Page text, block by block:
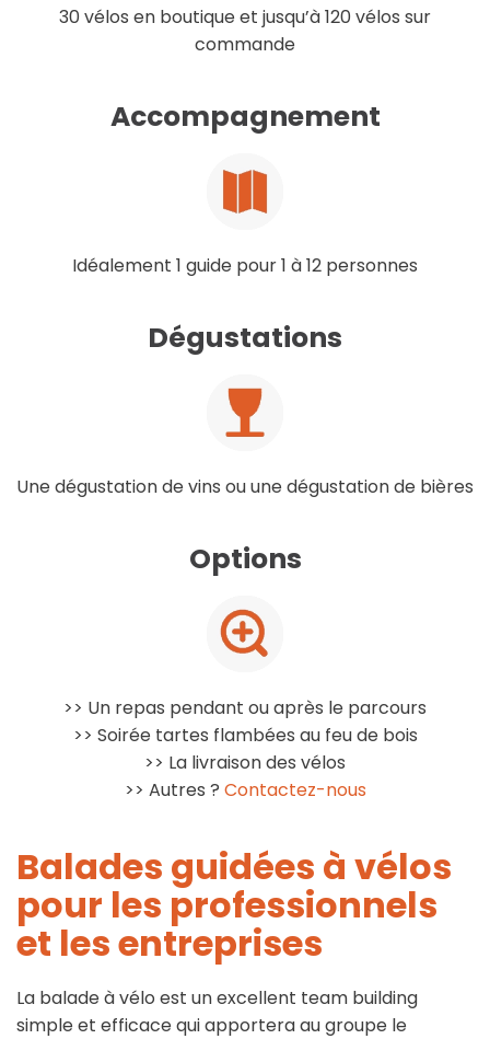
30 vélos en boutique et jusqu’à 120 vélos sur
commande
Accompagnement
Idéalement 1 guide pour 1 à 12 personnes
Dégustations
Une dégustation de vins ou une dégustation de bières
Options
>> Un repas pendant ou après le parcours
>> Soirée tartes flambées au feu de bois
>> La livraison des vélos
>> Autres ? Contactez-nous
Balades guidées à vélos
pour les professionnels
et les entreprises
La balade à vélo est un excellent team building
simple et efficace qui apportera au groupe le